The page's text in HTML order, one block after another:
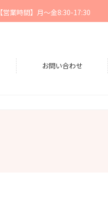
業時間】月〜金8:30-17:30
お問い合わせ